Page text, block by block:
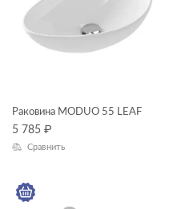
унитазы-компакты
Глубина, см
Раковина MODUO 55 LEAF
5 785 ₽
Сравнить